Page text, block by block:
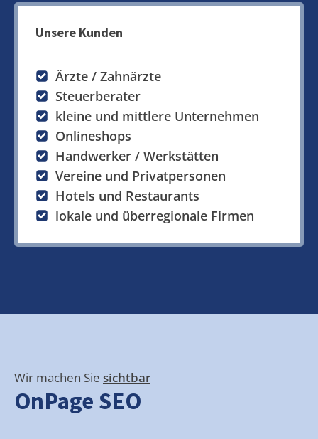
Unsere Kunden
Ärzte / Zahnärzte
Steuerberater
kleine und mittlere Unternehmen
Onlineshops
Handwerker / Werkstätten
Vereine und Privatpersonen
Hotels und Restaurants
lokale und überregionale Firmen
Wir machen Sie sichtbar
OnPage SEO